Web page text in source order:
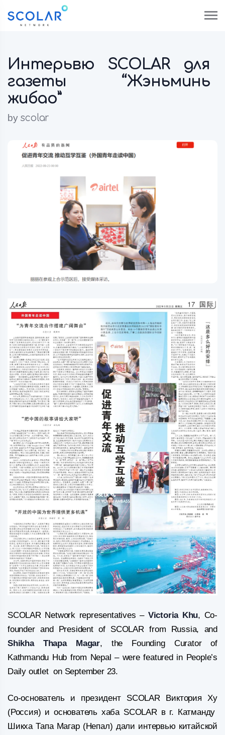
Интерьвю SCOLAR для
газеты “Жэньминь
жибао”
by scolar
SCOLAR Network representatives – Victoria Khu, Co-
founder and President of SCOLAR from Russia, and
Shikha Thapa Magar, the Founding Curator of
Kathmandu Hub from Nepal – were featured in People’s
Daily outlet on September 23.
Со-основатель и президент SCOLAR Виктория Ху
(Россия) и основатель хаба SCOLAR в г. Катманду
Шикха Тапа Магар (Непал) дали интервью китайской